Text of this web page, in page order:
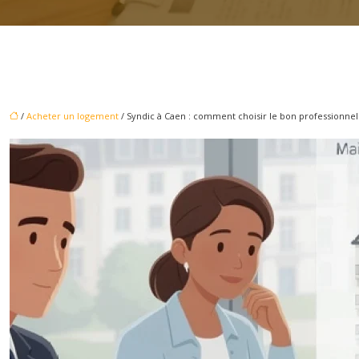
/ Acheter un logement / Syndic à Caen : comment choisir le bon professionnel